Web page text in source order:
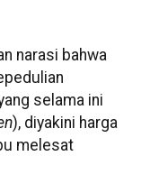
narasi bahwa
selama ini
), diyakini harga
melesat